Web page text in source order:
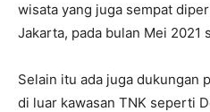
wisata yang juga sempat
Jakarta, pada bulan Mei 2021
Selain itu ada juga dukungan
di luar kawasan TNK seperti